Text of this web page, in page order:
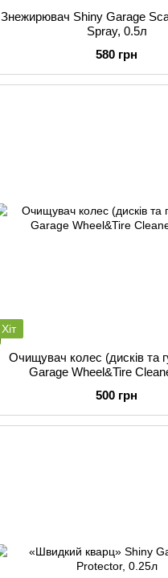
Знежирювач Shiny Garage
Spray, 0.5л
580 грн
Хіт
Очищувач колес (дисків та
Garage Wheel&Tire
500 грн